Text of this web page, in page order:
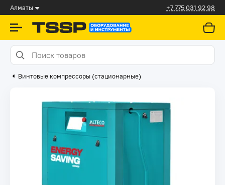
Алматы +7 775 031 92 98
Винтовые компрессоры (стационарные)